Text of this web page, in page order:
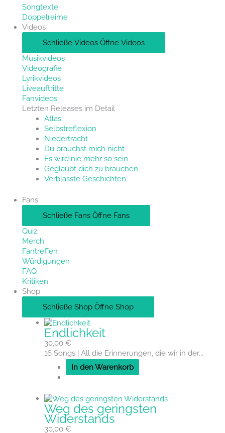
Songtexte
Doppelreime
Videos
Schließe Videos Öffne Videos
Musikvideos
Videografie
Lyrikvideos
Liveauftritte
Fanvideos
Letzten Releases im Detail
Atlas
Selbstreflexion
Niedertracht
Du brauchst mich nicht
Es wird nie mehr so sein
Geglaubt dich zu brauchen
Verblasste Geschichten
Fans
Schließe Fans Öffne Fans
Quiz
Merch
Fantreffen
Würdigungen
FAQ
Kritiken
Shop
Schließe Shop Öffne Shop
Endlichkeit
30,00 €
16 Songs | All die Erinnerungen, die wir in der...
In den Warenkorb
Weg des geringsten
Widerstands
30,00 €